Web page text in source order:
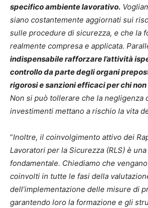
specifico ambiente lavorativo.
siano costantemente aggiornati sui
sulle procedure di sicurezza, e che la
realmente compresa e applicata.
indispensabile rafforzare l’attività
controllo da parte degli organi
rigorosi e sanzioni efficaci per chi
Non si può tollerare che la negligenza
investimenti mettano a rischio la vita
“Inoltre, il coinvolgimento attivo dei
Lavoratori per la Sicurezza (RLS) è
fondamentale. Chiediamo che
coinvolti in tutte le fasi della
dell’implementazione delle misure di
garantendo loro la formazione e gli